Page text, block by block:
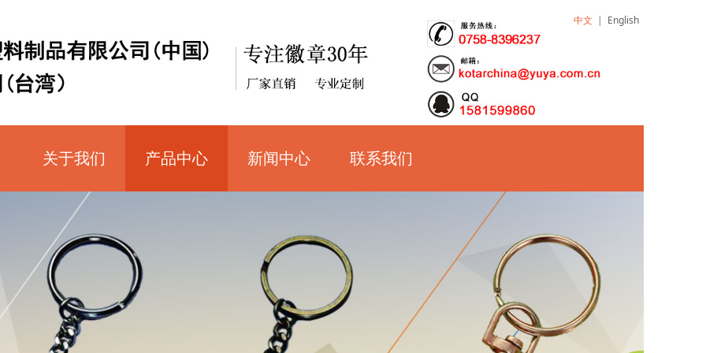
关于我们 产品中心 新闻中心 联系我们
中文 | English